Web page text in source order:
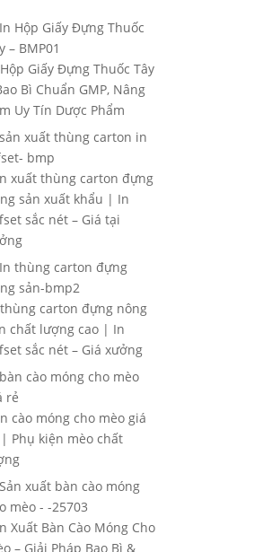
Giấy Đựng Thuốc Tây
Bì Chuẩn GMP, Nâng
Uy Tín Dược Phẩm
xuất thùng carton đựng
sản xuất khẩu | In
sắc nét – Giá tại
carton đựng nông
chất lượng cao | In
sắc nét – Giá xưởng
cào móng cho mèo giá
Phụ kiện mèo chất
Xuất Bàn Cào Móng Cho
– Giải Pháp Bao Bì &